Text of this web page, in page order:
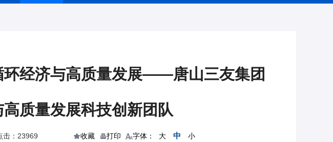
环经济与高质量发展——唐山三友集团
质量发展科技创新团队
击：23969 收藏 打印 字体： 大 中 小